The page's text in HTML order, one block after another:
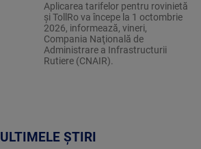
Aplicarea tarifelor pentru rovinietă
şi TollRo va începe la 1 octombrie
2026, informează, vineri,
Compania Naţională de
Administrare a Infrastructurii
Rutiere (CNAIR).
ULTIMELE ȘTIRI